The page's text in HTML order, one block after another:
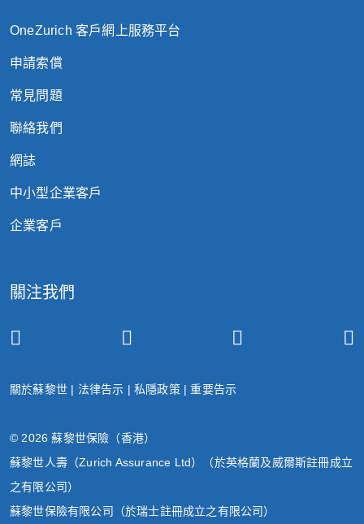
OneZurich 客戶網上服務平台
申請索償
常見問題
聯絡我們
網誌
中小型企業客戶
企業客戶
關注我們
關於蘇黎世 | 法律告示 |私隱政策|重要告示
© 2026 蘇黎世保險（香港）
蘇黎世人壽（Zurich Assurance Ltd）（於英格蘭及威爾斯註冊成立
之有限公司）
蘇黎世保險有限公司（於瑞士註冊成立之有限公司）